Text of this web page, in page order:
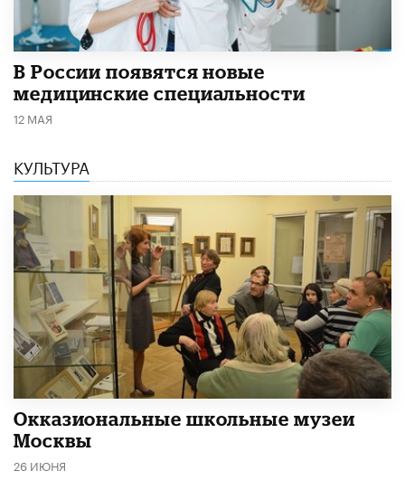
В России появятся новые
медицинские специальности
12 МАЯ
КУЛЬТУРА
​Окказиональные школьные музеи
Москвы
26 ИЮНЯ